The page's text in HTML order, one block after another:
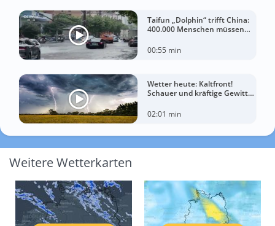
Taifun „Dolphin“ trifft China:
400.000 Menschen müssen
00:55 min
Wetter heute: Kaltfront!
Schauer und kräftige Gewitter
02:01 min
Weitere Wetterkarten